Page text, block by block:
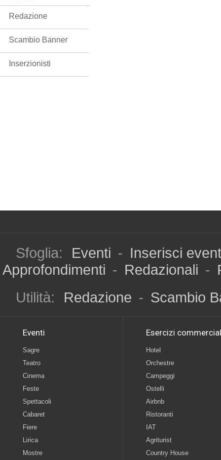
Redazione
Scambio Banner
Inserzionisti
Sfoglia: Eventi - Inserisci
Approfondimenti - Redazionali -
Utilità:
Redazione - Scambio
Eventi
Sagre
Teatro
Cinema
Feste
Spettacoli
Cabaret
Fiere
Lirica
Mostre
Esercizi
Hotel
Orchestre
Campeggi
Ostelli
Airbnb
Ristoranti
IAT
Agriturist
Country House